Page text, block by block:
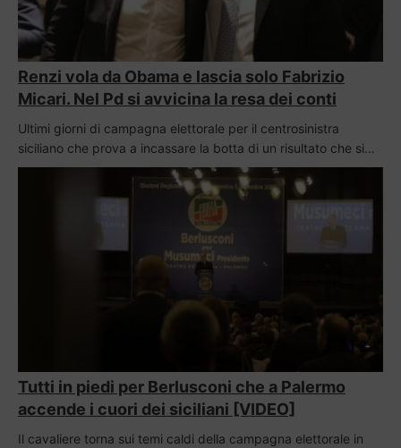
Renzi vola da Obama e lascia solo Fabrizio
Micari. Nel Pd si avvicina la resa dei conti
Ultimi giorni di campagna elettorale per il centrosinistra
siciliano che prova a incassare la botta di un risultato che si…
Tutti in piedi per Berlusconi che a Palermo
accende i cuori dei siciliani [VIDEO]
Il cavaliere torna sui temi caldi della campagna elettorale in